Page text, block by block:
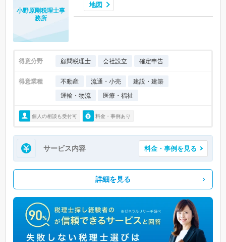
地図
小野原剛税理士事
務所
得意分野 顧問税理士 会社設立 確定申告
得意業種 不動産 流通・小売
建設・建築
運輸・物流
医療・福祉
個人の相談も受付可 料金・事例あり
サービス内容 料金・事例を見る
詳細を見る